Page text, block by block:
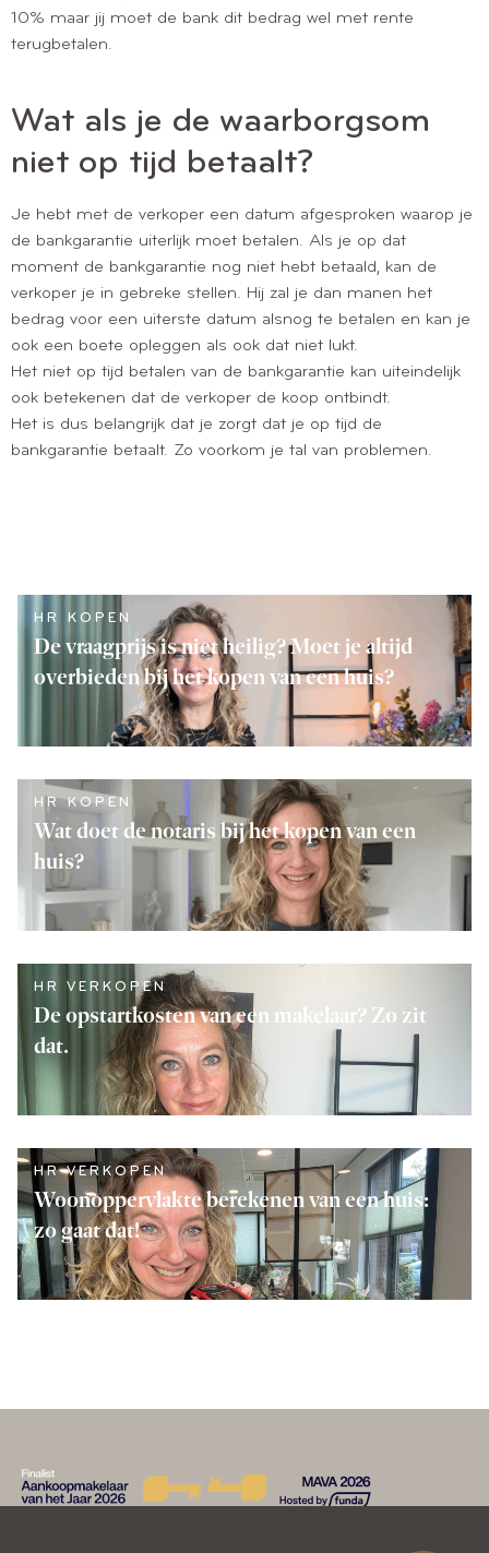
10% maar jij moet de bank dit bedrag wel met rente
terugbetalen.
Wat als je de waarborgsom
niet op tijd betaalt?
Je hebt met de verkoper een datum afgesproken waarop je
de bankgarantie uiterlijk moet betalen. Als je op dat
moment de bankgarantie nog niet hebt betaald, kan de
verkoper je in gebreke stellen. Hij zal je dan manen het
bedrag voor een uiterste datum alsnog te betalen en kan je
ook een boete opleggen als ook dat niet lukt.
Het niet op tijd betalen van de bankgarantie kan uiteindelijk
ook betekenen dat de verkoper de koop ontbindt.
Het is dus belangrijk dat je zorgt dat je op tijd de
bankgarantie betaalt. Zo voorkom je tal van problemen.
HR KOPEN
De vraagprijs is niet heilig? Moet je altijd
overbieden bij het kopen van een huis?
HR KOPEN
Wat doet de notaris bij het kopen van een
huis?
HR VERKOPEN
De opstartkosten van een makelaar? Zo zit
dat.
HR VERKOPEN
Woonoppervlakte berekenen van een huis:
zo gaat dat!